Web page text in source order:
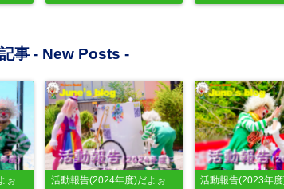
事 - New Posts -
ぉ 活動報告(2024年度)だよぉ 活動報告(2023年